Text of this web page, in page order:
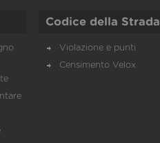
Codice della Strada
Violazione e punti
Censimento Velox